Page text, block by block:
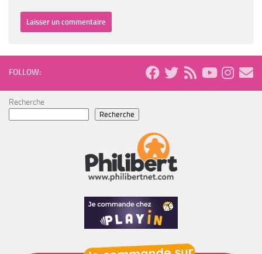
FOLLOW:
Recherche
Recherche